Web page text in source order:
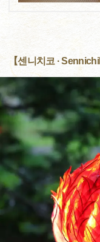
【센니치코 ·